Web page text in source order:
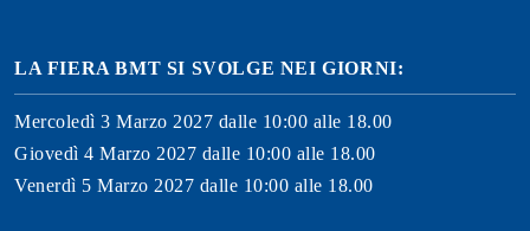
LA FIERA BMT SI SVOLGE NEI GIORNI:
Mercoledì 3 Marzo 2027 dalle 10:00 alle 18.00
Giovedì 4 Marzo 2027 dalle 10:00 alle 18.00
Venerdì 5 Marzo 2027 dalle 10:00 alle 18.00